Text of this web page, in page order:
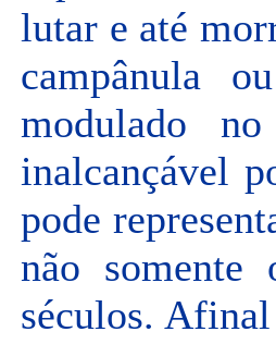
lutar e até
campânula
modulado
inalcançável
pode
não somente
séculos.